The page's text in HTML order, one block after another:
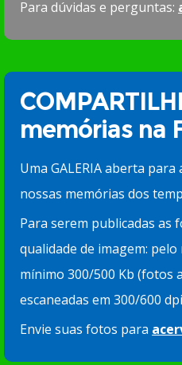
Para dúvidas e perguntas:
memórias na
Uma GALERIA aberta
nossas memórias dos
Para serem publicadas as
qualidade de imagem:
mínimo 300/500 Kb (fotos
escaneadas em 300/600
Envie suas fotos para